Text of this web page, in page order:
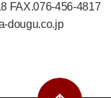
FAX.076-456-4817
dougu.co.jp